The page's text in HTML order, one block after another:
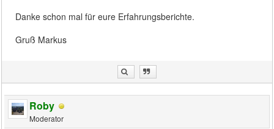
Danke schon mal für eure Erfahrungsberichte.
Gruß Markus
Roby
Moderator